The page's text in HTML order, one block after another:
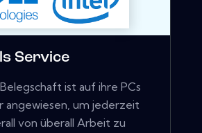
Service
ist auf ihre PCs
angewiesen, um jederzeit
von überall Arbeit zu